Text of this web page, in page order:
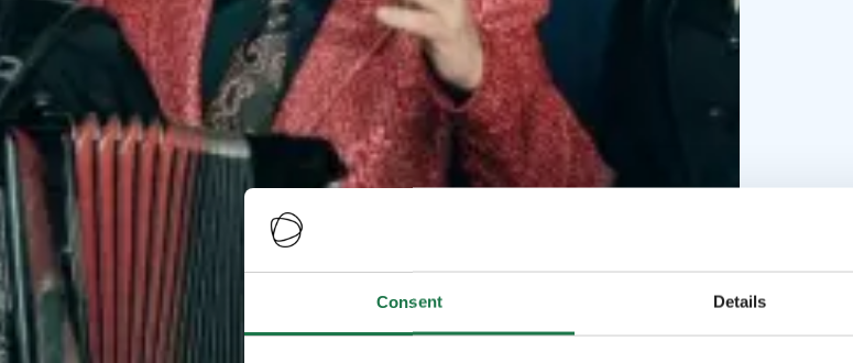
Consent Details